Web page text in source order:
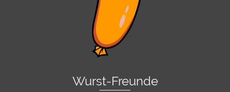
Wurst-Freunde